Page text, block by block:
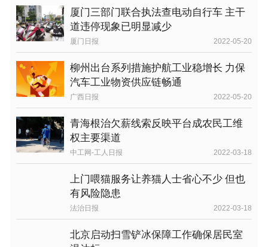
厦门三部门联合执法查电动自行车 主干
道违停现象已明显减少
厦门日报 2022-05-20
柳州出台系列措施护航工业稳增长 力保
汽车工业物资供应链畅通
广西日报 2022-05-20
青海根治欠薪线索反映平台成农民工维
权主要渠道
中工网-工人日报 2022-03-18
上门喂猫服务让养猫人士省心不少 但也
有风险隐患
法治日报 2022-03-18
北京启动扫雪铲冰保障工作确保居民室